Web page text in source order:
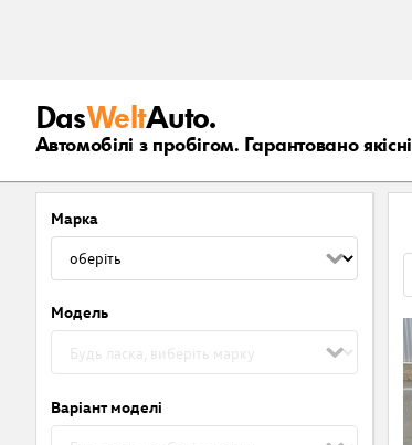
DasWeltAuto.
Автомобілі з пробігом. Гарантовано якісні
Марка
Модель
Варіант моделі